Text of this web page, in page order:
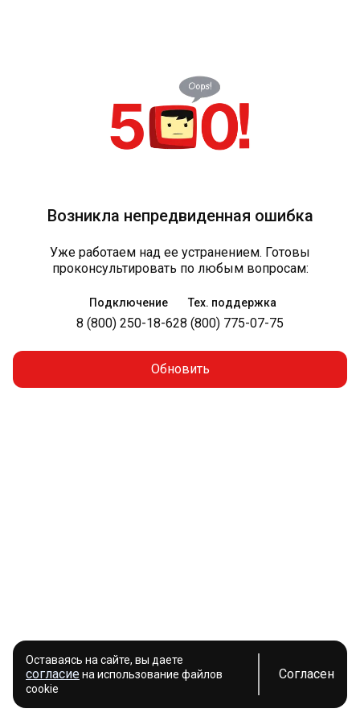
Возникла непредвиденная ошибка
Уже работаем над ее устранением. Готовы
проконсультировать по любым вопросам:
Подключение
8 (800) 250-18-62
Тех. поддержка
8 (800) 775-07-75
Обновить
Оставаясь на сайте, вы даете
согласиена использование файлов
cookie
Согласен